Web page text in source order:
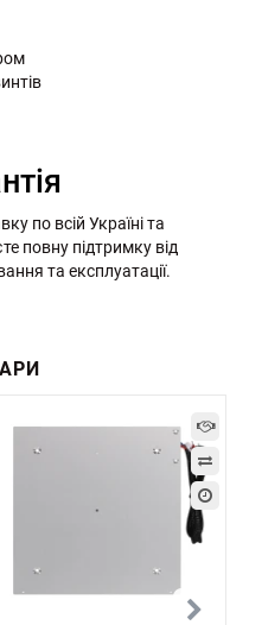
по всій Україні та
повну підтримку від
та експлуатації.